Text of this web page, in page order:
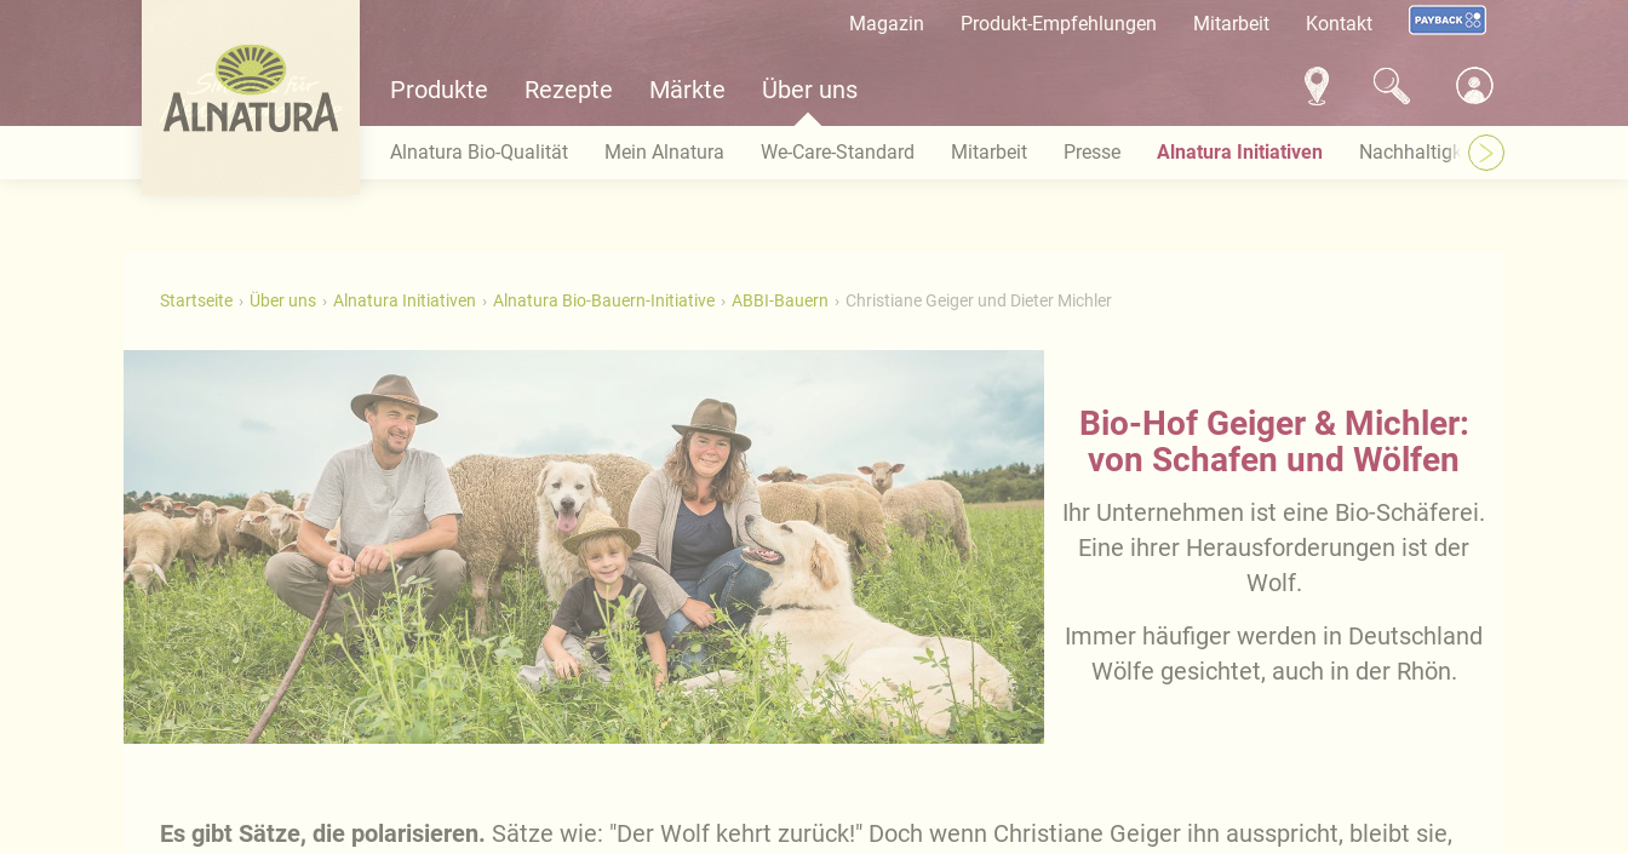
Magazin Produkt-Empfehlungen Mitarbeit Kontakt
Produkte Rezepte Märkte Über uns
Alnatura Bio-Qualität Mein Alnatura We-Care-Standard Mitarbeit Presse Alnatura Initiativen Nachhaltigkeit bei Alnatura
Startseite Über uns Alnatura Initiativen Alnatura Bio-Bauern-Initiative ABBI-Bauern Christiane Geiger und Dieter Michler
Bio-Hof Geiger & Michler:
von Schafen und Wölfen
Ihr Unternehmen ist eine Bio-Schäferei.
Eine ihrer Herausforderungen ist der
Wolf.
Immer häufiger werden in Deutschland
Wölfe gesichtet, auch in der Rhön.
Es gibt Sätze, die polarisieren. Sätze wie: "Der Wolf kehrt zurück!" Doch wenn Christiane Geiger ihn ausspricht, bleibt sie,